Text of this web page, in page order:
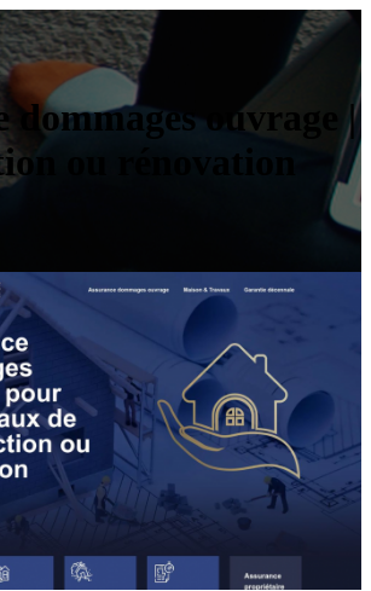
dommages ouvrage |
ou rénovation